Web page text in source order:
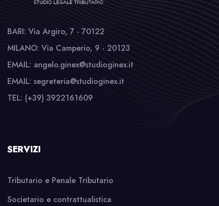
BARI: Via Argiro, 7 - 70122
MILANO: Via Camperio, 9 - 20123
EMAIL: angelo.ginex@studioginex.it
EMAIL: segreteria@studioginex.it
TEL: (+39) 3922161609
SERVIZI
Tributario e Penale Tributario
Societario e contrattualistica